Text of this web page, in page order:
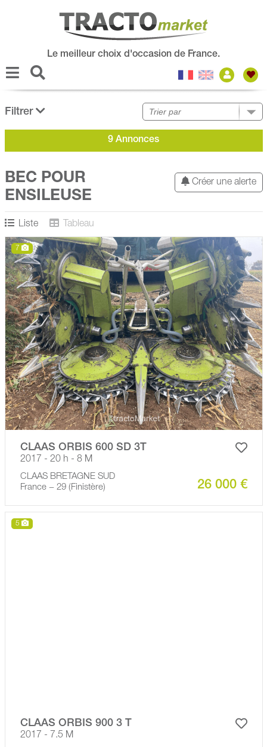
Le meilleur choix d'occasion de France.
Filtrer
9 Annonces
Créer une alerte
BEC POUR
ENSILEUSE
Liste Tableau
7
CLAAS ORBIS 600 SD 3T
2017 - 20 h - 8 M
CLAAS BRETAGNE SUD
France − 29 (Finistère)
26 000 €
5
CLAAS ORBIS 900 3 T
2017 - 7.5 M